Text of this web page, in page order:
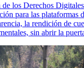
de los Derechos
para las plataformas
la rendición de
sin abrir la